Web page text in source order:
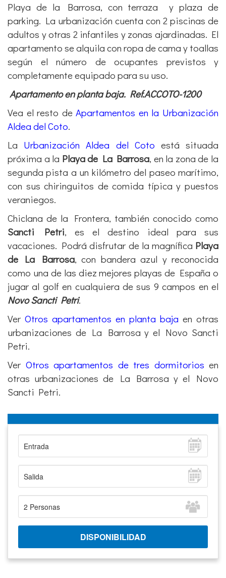
Playa de la Barrosa, con terraza
y plaza de
parking. La urbanización cuenta con 2 piscinas de
adultos y otras 2 infantiles y zonas ajardinadas. El
apartamento se alquila con ropa de cama y toallas
según el número de ocupantes previstos y
completamente equipado para su uso.
Apartamento en planta baja. Ref.ACCOTO-1200
Vea el resto deApartamentos en la Urbanización
Aldea del Coto.
La Urbanización Aldea del Coto está situada
próxima a la Playa de La Barrosa, en la zona de la
segunda pista a un kilómetro del paseo marítimo,
con sus chiringuitos de comida típica y puestos
veraniegos.
Chiclana de la Frontera, también conocido como
Sancti Petri, es el destino ideal para sus
vacaciones. Podrá disfrutar de la magnífica Playa
de La Barrosa, con bandera azul y reconocida
como una de las diez mejores playas de España o
jugar al golf en cualquiera de sus 9 campos en el
Novo Sancti Petri.
Ver Otros apartamentos en planta baja en otras
urbanizaciones de La Barrosa y el Novo Sancti
Petri.
Ver Otros apartamentos de tres dormitorios en
otras urbanizaciones de La Barrosa y el Novo
Sancti Petri.